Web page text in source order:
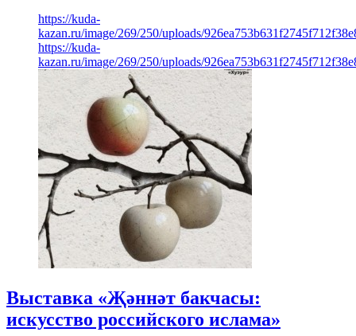
https://kuda-
kazan.ru/image/269/250/uploads/
https://kuda-
kazan.ru/image/269/250/uploads/
Выставка «Җәннәт бакчасы:
искусство российского ислама»